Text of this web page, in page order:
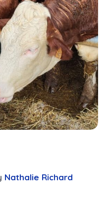
Nathalie Richard